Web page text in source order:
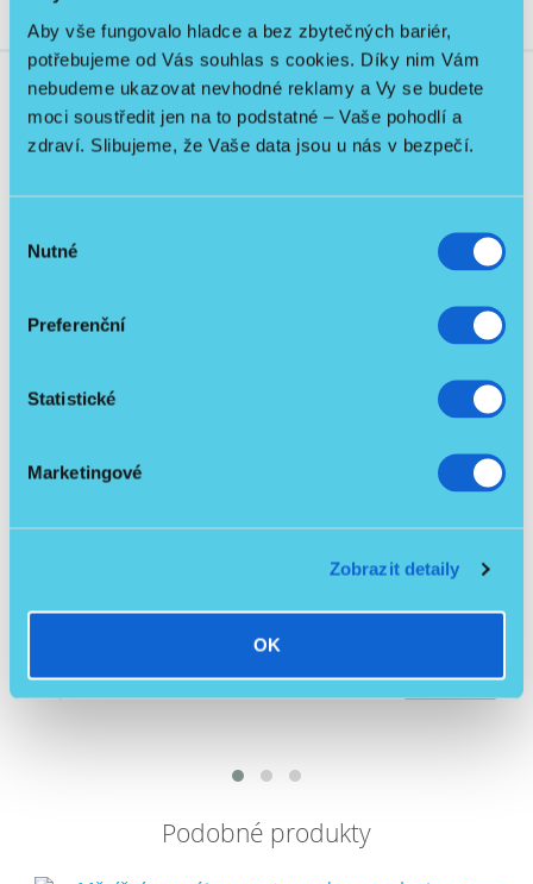
Aby vše fungovalo hladce a bez zbytečných bariér,
potřebujeme od Vás souhlas s cookies. Díky nim Vám
nebudeme ukazovat nevhodné reklamy a Vy se budete
moci soustředit jen na to podstatné – Vaše pohodlí a
zdraví. Slibujeme, že Vaše data jsou u nás v bezpečí.
souhlasu
Nutné
Preferenční
Statistické
Marketingové
Zobrazit detaily
OK
Související produkty
Skladem
BEZ KAUCE
Měsíční pronájem invalidního mechanického vozíku
Detail
Podobné produkty